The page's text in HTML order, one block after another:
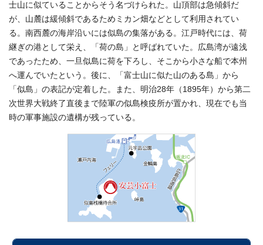
士山に似ていることからそう名づけられた。山頂部は急傾斜だ
が、山麓は緩傾斜であるためミカン畑などとして利用されてい
る。南西麓の海岸沿いには似島の集落がある。江戸時代には、荷
継ぎの港として栄え、「荷の島」と呼ばれていた。広島湾が遠浅
であったため、一旦似島に荷を下ろし、そこから小さな船で本州
へ運んでいたという。後に、「富士山に似た山のある島」から
「似島」の表記が定着した。また、明治28年（1895年）から第二
次世界大戦終了直後まで陸軍の似島検疫所が置かれ、現在でも当
時の軍事施設の遺構が残っている。